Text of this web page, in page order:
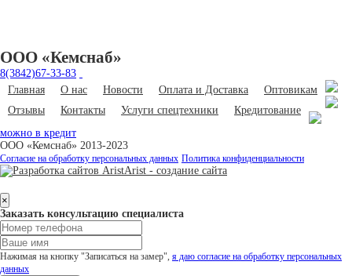
ООО «Кемснаб»
8(3842)67-33-83
Главная
О нас Новости Оплата и Доставка
Оптовикам
Отзывы
Контакты Услуги спецтехники
Кредитование
можно в кредит
ООО «Кемснаб» 2013-2023
Согласие на обработку персональных данных Политика конфиденциальности
Arist - создание сайта
×
Заказать консультацию специалиста
Нажимая на кнопку "Записаться на замер", я даю согласие на обработку персональных
данных